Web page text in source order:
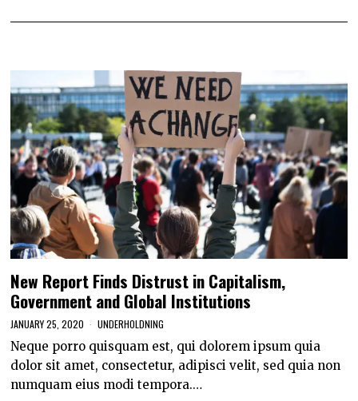
New Report Finds Distrust in Capitalism,
Government and Global Institutions
JANUARY 25, 2020 UNDERHOLDNING
Neque porro quisquam est, qui dolorem ipsum quia
dolor sit amet, consectetur, adipisci velit, sed quia non
numquam eius modi tempora.…